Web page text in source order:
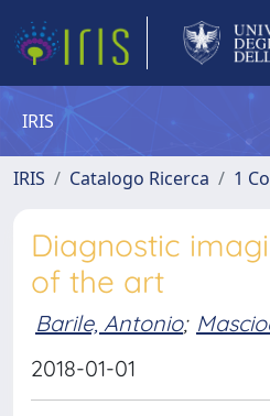
IRIS
IRIS Catalogo Ricerca 1
Diagnostic
of the art
Barile, Antonio;
2018-01-01